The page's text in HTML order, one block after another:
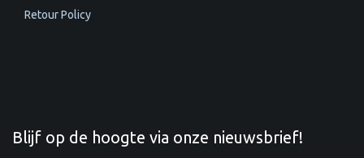
Retour Policy
Blijf op de hoogte via onze nieuwsbrief!